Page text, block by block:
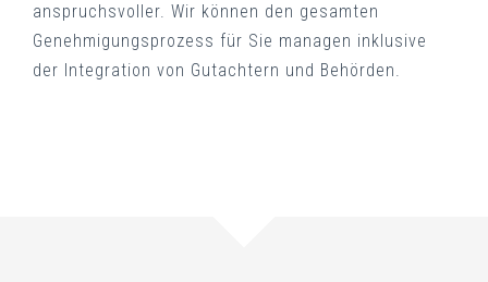
anspruchsvoller. Wir können den gesamten
Genehmigungsprozess für Sie managen inklusive
der Integration von Gutachtern und Behörden.